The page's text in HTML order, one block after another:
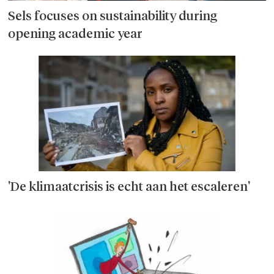
Sels focuses on sustainability during
opening academic year
'De klimaatcrisis is echt aan het escaleren'